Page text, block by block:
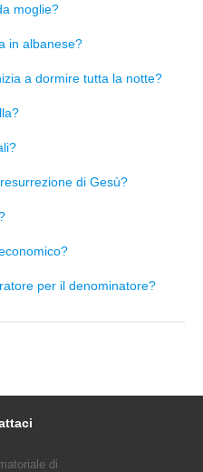
moglie?
in albanese?
a dormire tutta la notte?
di Gesù?
per il denominatore?
di